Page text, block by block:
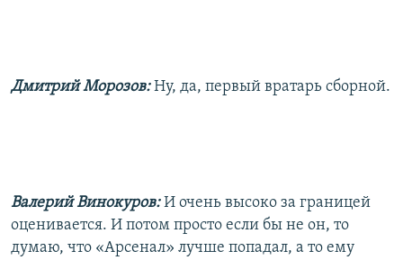
Дмитрий Морозов: Ну, да, первый вратарь сборной.
Валерий Винокуров: И очень высоко за границей
оценивается. И потом просто если бы не он, то
думаю, что «Арсенал» лучше попадал, а то ему